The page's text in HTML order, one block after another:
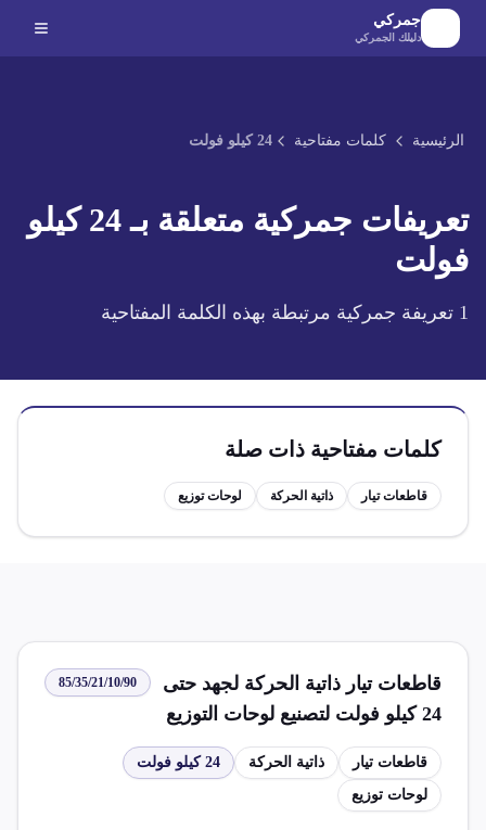
الانتقال إلى المحتوى الرئيسي
جمركي
دليلك الجمركي
الرئيسية كلمات مفتاحية 24 كيلو فولت
تعريفات جمركية متعلقة بـ
24 كيلو
فولت
1 تعريفة جمركية مرتبطة بهذه الكلمة المفتاحية
كلمات مفتاحية ذات صلة
قاطعات تيار ذاتية الحركة لوحات توزيع
قاطعات تيار ذاتية الحركة لجهد حتى
24 كيلو فولت لتصنيع لوحات التوزيع
85/35/21/10/90
قاطعات تيار ذاتية الحركة
24 كيلو فولت
لوحات توزيع